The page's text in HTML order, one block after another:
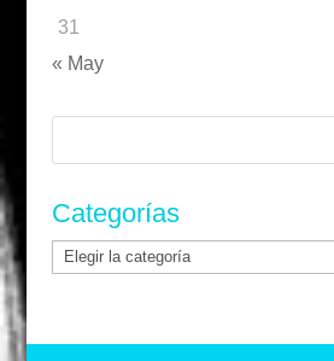
31
« May
Categorías
Categorías